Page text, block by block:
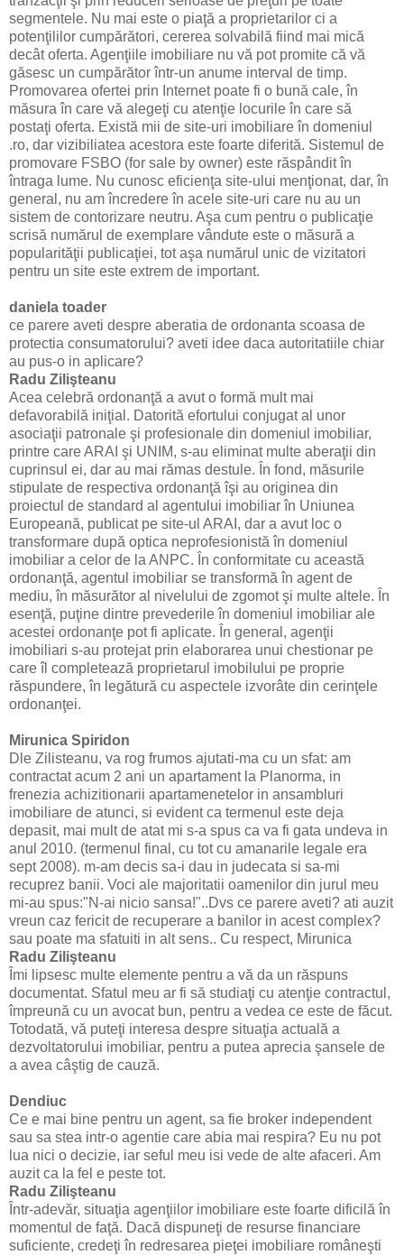
segmentele. Nu mai este o piaţă a proprietarilor ci a
potenţililor cumpărători, cererea solvabilă fiind mai mică
decât oferta. Agenţiile imobiliare nu vă pot promite că vă
găsesc un cumpărător într-un anume interval de timp.
Promovarea ofertei prin Internet poate fi o bună cale, în
măsura în care vă alegeţi cu atenţie locurile în care să
postaţi oferta. Există mii de site-uri imobiliare în domeniul
.ro, dar vizibiliatea acestora este foarte diferită. Sistemul de
promovare FSBO (for sale by owner) este răspândit în
întraga lume. Nu cunosc eficienţa site-ului menţionat, dar, în
general, nu am încredere în acele site-uri care nu au un
sistem de contorizare neutru. Aşa cum pentru o publicaţie
scrisă numărul de exemplare vândute este o măsură a
popularităţii publicaţiei, tot aşa numărul unic de vizitatori
pentru un site este extrem de important.
daniela toader
ce parere aveti despre aberatia de ordonanta scoasa de
protectia consumatorului? aveti idee daca autoritatiile chiar
au pus-o in aplicare?
Radu Zilişteanu
Acea celebră ordonanţă a avut o formă mult mai
defavorabilă iniţial. Datorită efortului conjugat al unor
asociaţii patronale şi profesionale din domeniul imobiliar,
printre care ARAI şi UNIM, s-au eliminat multe aberaţii din
cuprinsul ei, dar au mai rămas destule. În fond, măsurile
stipulate de respectiva ordonanţă îşi au originea din
proiectul de standard al agentului imobiliar în Uniunea
Europeană, publicat pe site-ul ARAI, dar a avut loc o
transformare după optica neprofesionistă în domeniul
imobiliar a celor de la ANPC. În conformitate cu această
ordonanţă, agentul imobiliar se transformă în agent de
mediu, în măsurător al nivelului de zgomot şi multe altele. În
esenţă, puţine dintre prevederile în domeniul imobiliar ale
acestei ordonanţe pot fi aplicate. În general, agenţii
imobiliari s-au protejat prin elaborarea unui chestionar pe
care îl completează proprietarul imobilului pe proprie
răspundere, în legătură cu aspectele izvorâte din cerinţele
ordonanţei.
Mirunica Spiridon
Dle Zilisteanu, va rog frumos ajutati-ma cu un sfat: am
contractat acum 2 ani un apartament la Planorma, in
frenezia achizitionarii apartamenetelor in ansambluri
imobiliare de atunci, si evident ca termenul este deja
depasit, mai mult de atat mi s-a spus ca va fi gata undeva in
anul 2010. (termenul final, cu tot cu amanarile legale era
sept 2008). m-am decis sa-i dau in judecata si sa-mi
recuprez banii. Voci ale majoritatii oamenilor din jurul meu
mi-au spus:"N-ai nicio sansa!"..Dvs ce parere aveti? ati auzit
vreun caz fericit de recuperare a banilor in acest complex?
sau poate ma sfatuiti in alt sens.. Cu respect, Mirunica
Radu Zilişteanu
Îmi lipsesc multe elemente pentru a vă da un răspuns
documentat. Sfatul meu ar fi să studiaţi cu atenţie contractul,
împreună cu un avocat bun, pentru a vedea ce este de făcut.
Totodată, vă puteţi interesa despre situaţia actuală a
dezvoltatorului imobiliar, pentru a putea aprecia şansele de
a avea câştig de cauză.
Dendiuc
Ce e mai bine pentru un agent, sa fie broker independent
sau sa stea intr-o agentie care abia mai respira? Eu nu pot
lua nici o decizie, iar seful meu isi vede de alte afaceri. Am
auzit ca la fel e peste tot.
Radu Zilişteanu
Într-adevăr, situaţia agenţiilor imobiliare este foarte dificilă în
momentul de faţă. Dacă dispuneţi de resurse financiare
suficiente, credeţi în redresarea pieţei imobiliare româneşti